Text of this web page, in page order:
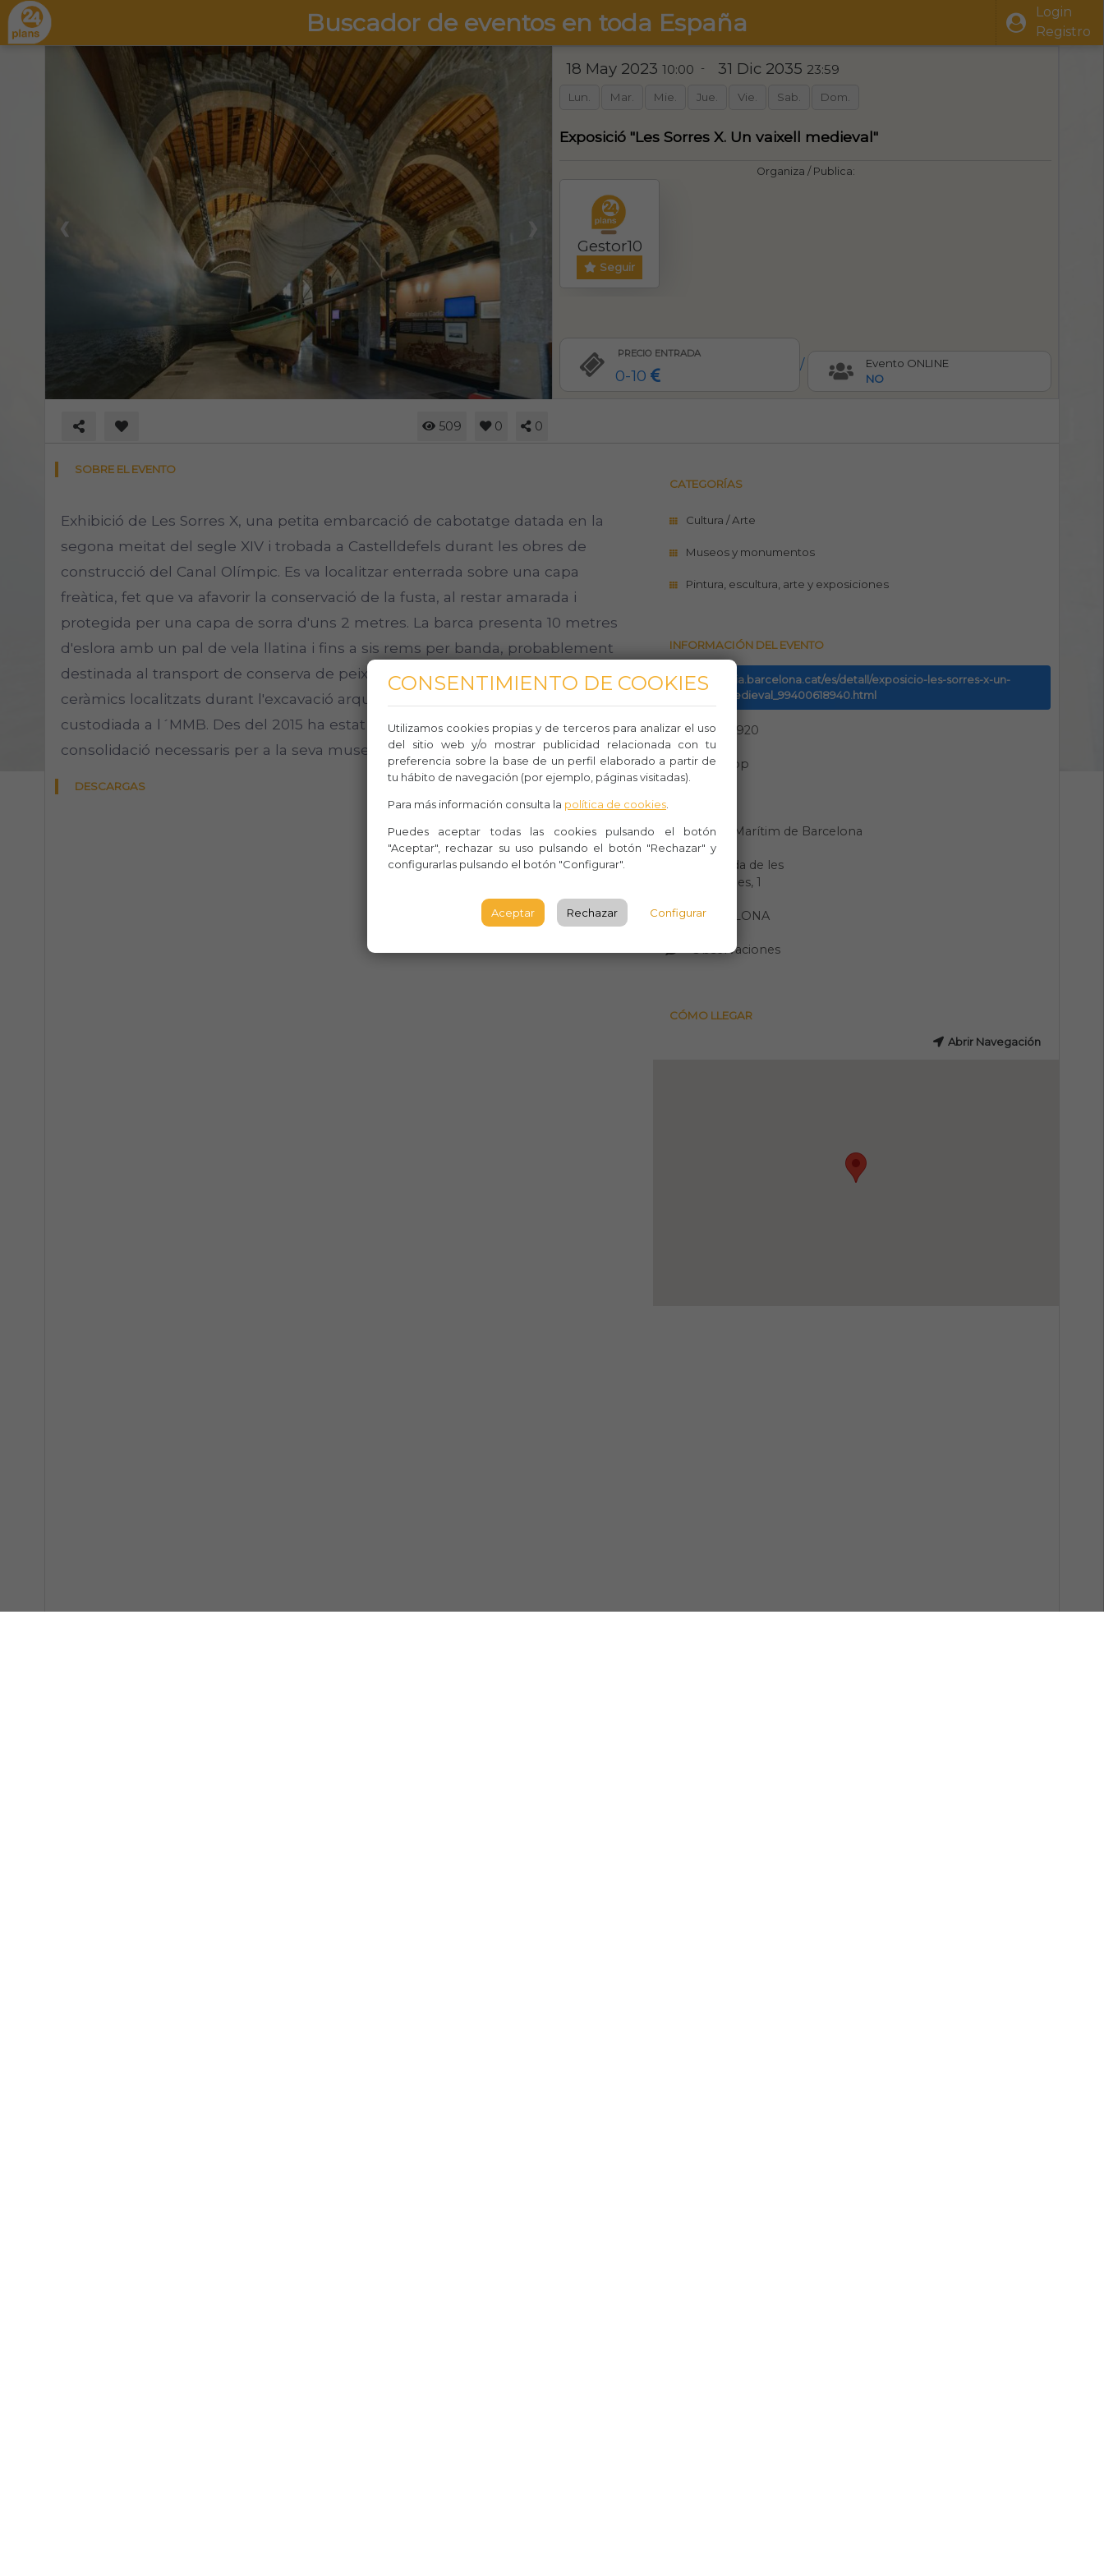
Buscador de eventos en toda España
Login
Registro
❮
18 May 2023 10:00 - 31 Dic 2035 23:59
Lun. Mar. Mie. Jue. Vie. Sab. Dom.
Exposició "Les Sorres X. Un vaixell medieval"
Organiza / Publica:
Gestor10
Seguir
PRECIO ENTRADA
0-10
/
Evento ONLINE
NO
509 0 0
SOBRE EL EVENTO
Exhibició de Les Sorres X, una petita embarcació de cabotatge datada en la
segona meitat del segle XIV i trobada a Castelldefels durant les obres de
construcció del Canal Olímpic. Es va localitzar enterrada sobre una capa
freàtica, fet que va afavorir la conservació de la fusta, al restar amarada i
protegida per una capa de sorra d'uns 2 metres. La barca presenta 10 metres
d'eslora amb un pal de vela llatina i fins a sis rems per banda, probablement
destinada al transport de conserva de peix, segons indiquen els recipients
ceràmics localitzats durant l'excavació arqueològica. Des del 2011 est à
custodiada a l´MMB. Des del 2015 ha estat objecte delstreballs de conservació i
consolidació necessaris per a la seva museïtzació.
DESCARGAS
CATEGORÍAS
Cultura / Arte
Museos y monumentos
Pintura, escultura, arte y exposiciones
INFORMACIÓN DEL EVENTO
https://guia.barcelona.cat/es/detall/exposicio-les-sorres-x-un-
vaixell-medieval_99400618940.html
933429920
Whasapp
Museu Marítim de Barcelona
Avinguda de les
Drassanes, 1
BARCELONA
Observaciones
CÓMO LLEGAR
Abrir Navegación
CONSENTIMIENTO DE COOKIES
Utilizamos cookies propias y de terceros para analizar el uso
del sitio web y/o mostrar publicidad relacionada con tu
preferencia sobre la base de un perfil elaborado a partir de
tu hábito de navegación (por ejemplo, páginas visitadas).
Para más información consulta la política de cookies
Puedes aceptar todas las cookies pulsando el botón
"Aceptar", rechazar su uso pulsando el botón "Rechazar" y
configurarlas pulsando el botón "Configurar".
Aceptar Rechazar Configurar